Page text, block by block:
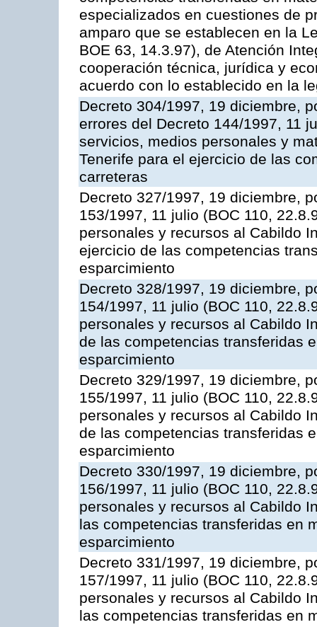
especializados en cuestiones de
amparo que se establecen en la
BOE 63, 14.3.97), de Atención
cooperación técnica, jurídica y
acuerdo con lo establecido en la
Decreto 304/1997, 19 diciembre,
errores del Decreto 144/1997, 11
servicios, medios personales y
Tenerife para el ejercicio de las
carreteras
Decreto 327/1997, 19 diciembre,
153/1997, 11 julio (BOC 110,
personales y recursos al Cabildo
ejercicio de las competencias
esparcimiento
Decreto 328/1997, 19 diciembre,
154/1997, 11 julio (BOC 110,
personales y recursos al Cabildo
de las competencias transferidas
esparcimiento
Decreto 329/1997, 19 diciembre,
155/1997, 11 julio (BOC 110,
personales y recursos al Cabildo
de las competencias transferidas
esparcimiento
Decreto 330/1997, 19 diciembre,
156/1997, 11 julio (BOC 110,
personales y recursos al Cabildo
las competencias transferidas en
esparcimiento
Decreto 331/1997, 19 diciembre,
157/1997, 11 julio (BOC 110,
personales y recursos al Cabildo
las competencias transferidas en